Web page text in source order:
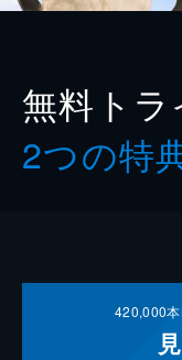
無料ト
2つの特
420,000